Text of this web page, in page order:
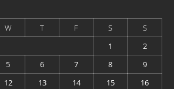
W T F S
S
1
2
5 6 7 8
9
12 13 14 15
16